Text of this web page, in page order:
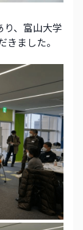
、富山大学
ました。